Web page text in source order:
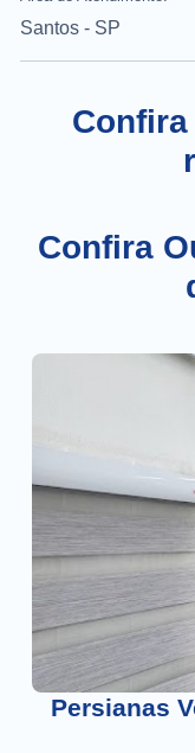
Santos - SP
Confira
Persianas